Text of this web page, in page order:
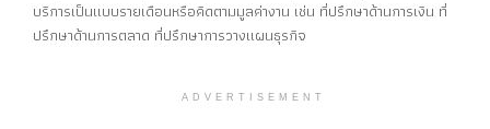
บริการเป็นแบบรายเดือนหรือคิดตามมูลค่างาน เช่น ที่ปรึกษาด้านการเงิน ที่
ปรึกษาด้านการตลาด ที่ปรึกษาการวางแผนธุรกิจ
ADVERTISEMENT